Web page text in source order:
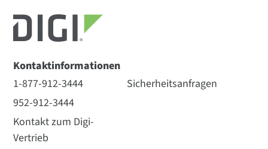
Kontaktinformationen
1-877-912-3444
952-912-3444
Kontakt zum Digi-
Vertrieb
Sicherheitsanfragen